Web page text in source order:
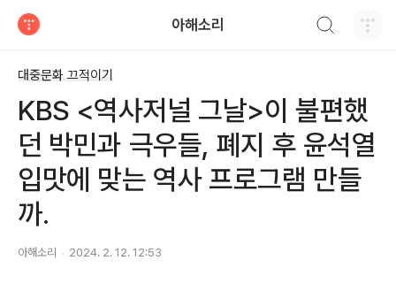
아해소리
대중문화 끄적이기
KBS <역사저널 그날>이 불편했
던 박민과 극우들, 폐지 후 윤석열
입맛에 맞는 역사 프로그램 만들
까.
아해소리 2024. 2. 12. 12:53